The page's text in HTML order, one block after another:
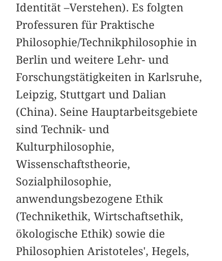
Identität –Verstehen). Es folgten
Professuren für Praktische
Philosophie/Technikphilosophie in
Berlin und weitere Lehr- und
Forschungstätigkeiten in Karlsruhe,
Leipzig, Stuttgart und Dalian
(China). Seine Hauptarbeitsgebiete
sind Technik- und
Kulturphilosophie,
Wissenschaftstheorie,
Sozialphilosophie,
anwendungsbezogene Ethik
(Technikethik, Wirtschaftsethik,
ökologische Ethik) sowie die
Philosophien Aristoteles', Hegels,